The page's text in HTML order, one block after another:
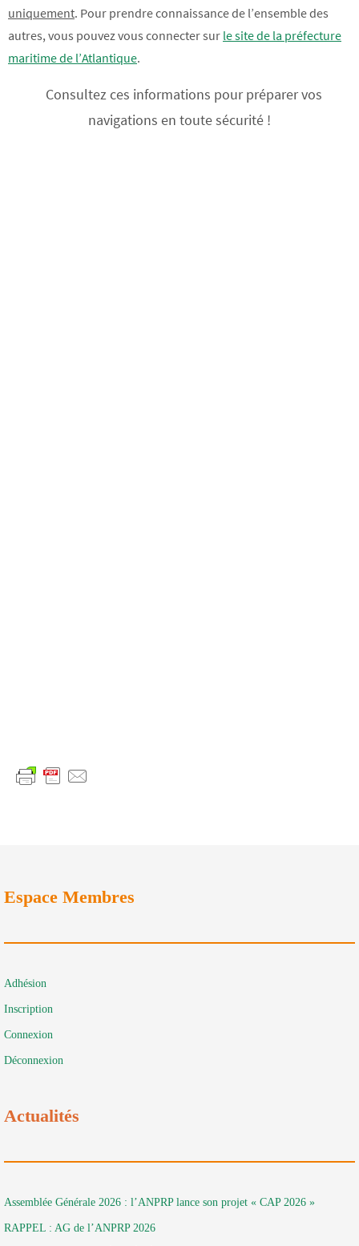
uniquement. Pour prendre connaissance de l’ensemble des
autres, vous pouvez vous connecter sur le site de la préfecture
maritime de l’Atlantique.
Consultez ces informations pour préparer vos
navigations en toute sécurité !
Espace Membres
Adhésion
Inscription
Connexion
Déconnexion
Actualités
Assemblée Générale 2026 : l’ANPRP lance son projet « CAP 2026 »
RAPPEL : AG de l’ANPRP 2026